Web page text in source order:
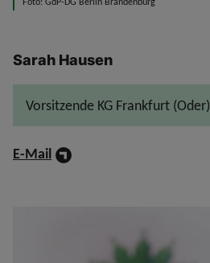
Sarah Hausen
Vorsitzende KG Frankfurt (Oder)
E-Mail